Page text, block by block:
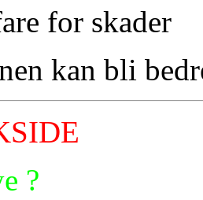
for skader
kan bli
?